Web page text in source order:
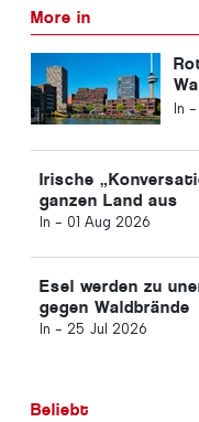
More in
In -
Irische
ganzen Land aus
In - 01 Aug 2026
Esel werden zu
gegen Waldbrände
In - 25 Jul 2026
Beliebt